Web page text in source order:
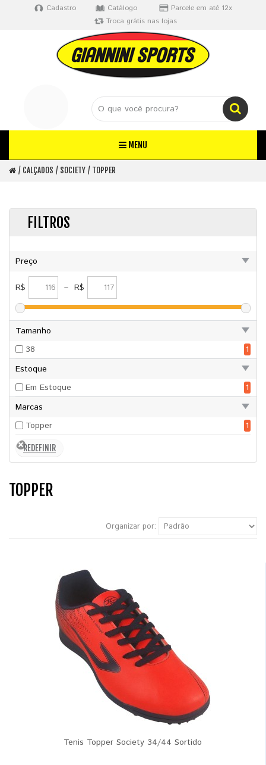
Cadastro Catálogo
Parcele em até 12x
Troca grátis nas lojas
MENU
CALÇADOS SOCIETY TOPPER
FILTROS
Preço
R$ – R$
Tamanho
38
1
Estoque
Em Estoque
1
Marcas
Topper
1
TOPPER
Organizar por:
Tenis Topper Society 34/44 Sortido